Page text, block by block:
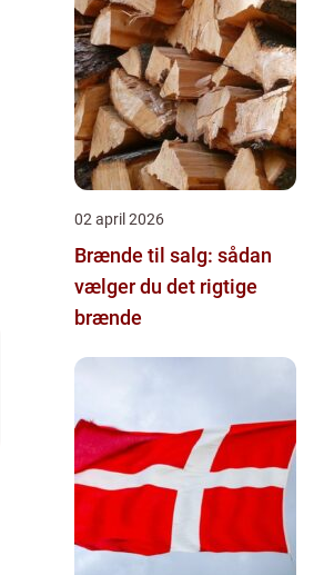
02 april 2026
Brænde til salg: sådan
vælger du det rigtige
brænde